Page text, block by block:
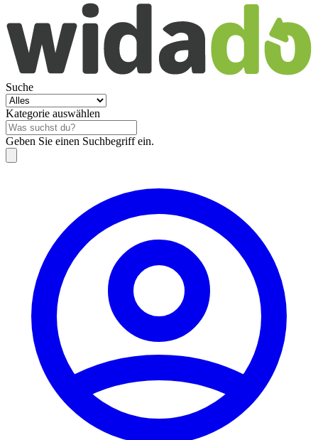
Suche
Kategorie auswählen
Geben Sie einen Suchbegriff ein.